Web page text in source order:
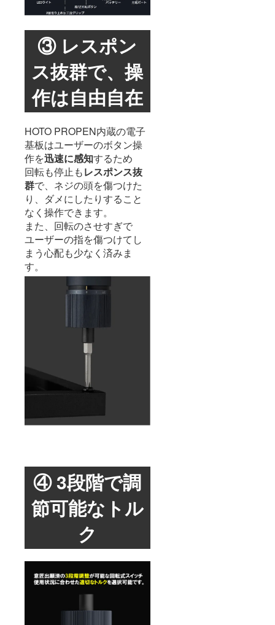
③ レスポン
ス抜群で、操
作は自由自在
HOTO PROPEN内蔵の電子
基板はユーザーのボタン操
作を迅速に感知するため
回転も停止もレスポンス抜
群で、ネジの頭を傷つけた
り、ダメにしたりすること
なく操作できます。
また、回転のさせすぎで
ユーザーの指を傷つけてし
まう心配も少なく済みま
す。
④ 3段階で調
節可能なトル
ク